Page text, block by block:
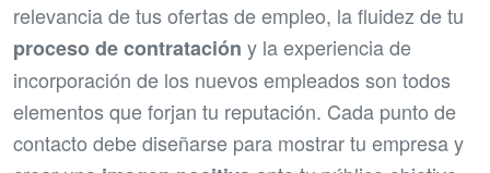
relevancia de tus ofertas de empleo, la fluidez de tu
proceso de contratación y la experiencia de
incorporación de los nuevos empleados son todos
elementos que forjan tu reputación. Cada punto de
contacto debe diseñarse para mostrar tu empresa y